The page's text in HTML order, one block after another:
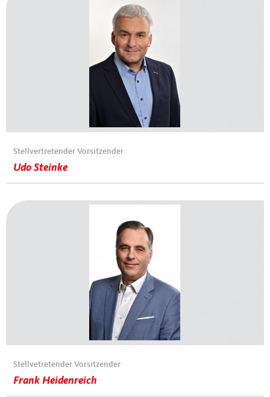
Stellvertretender Vorsitzender
Udo Steinke
Stellvetretender Vorsitzender
Frank Heidenreich